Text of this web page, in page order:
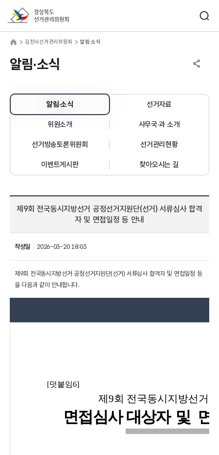
김천시선거관리위원회 알림·소식
알림·소식
알림·소식 선거자료
위원소개 사무국·과 소개
선거방송토론위원회 선거관리현황
이벤트게시판 찾아오시는 길
제9회 전국동시지방선거 공정선거지원단(선거) 서류심사 합격
자 및 면접일정 등 안내
작성일 2026-03-20 18:03
제9회 전국동시지방선거 공정선거지원단(선거) 서류심사 합격자 및 면접일정 등
을 다음과 같이 안내합니다.